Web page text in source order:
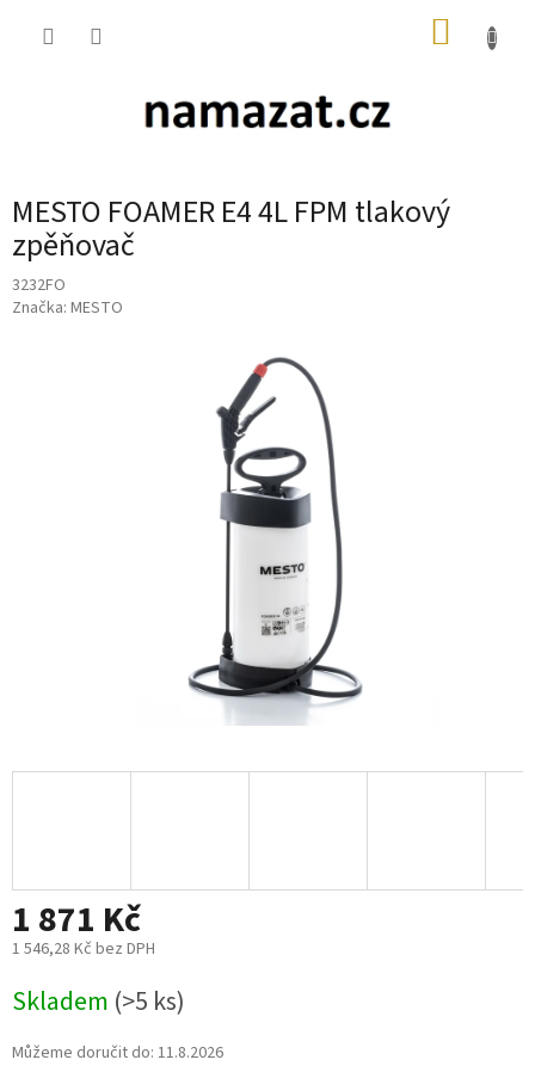
MESTO FOAMER E4 4L FPM tlakový
zpěňovač
3232FO
Značka: MESTO
1 871 Kč
1 546,28 Kč bez DPH
cena:
Skladem (>5 ks)
Můžeme doručit do: 11.8.2026